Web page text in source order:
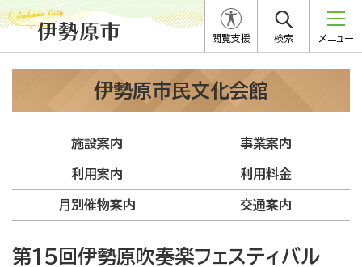
閲覧支援 検索 メニュー
伊勢原市民文化会館
施設案内 事業案内
利用案内 利用料金
月別催物案内 交通案内
第15回伊勢原吹奏楽フェスティバル